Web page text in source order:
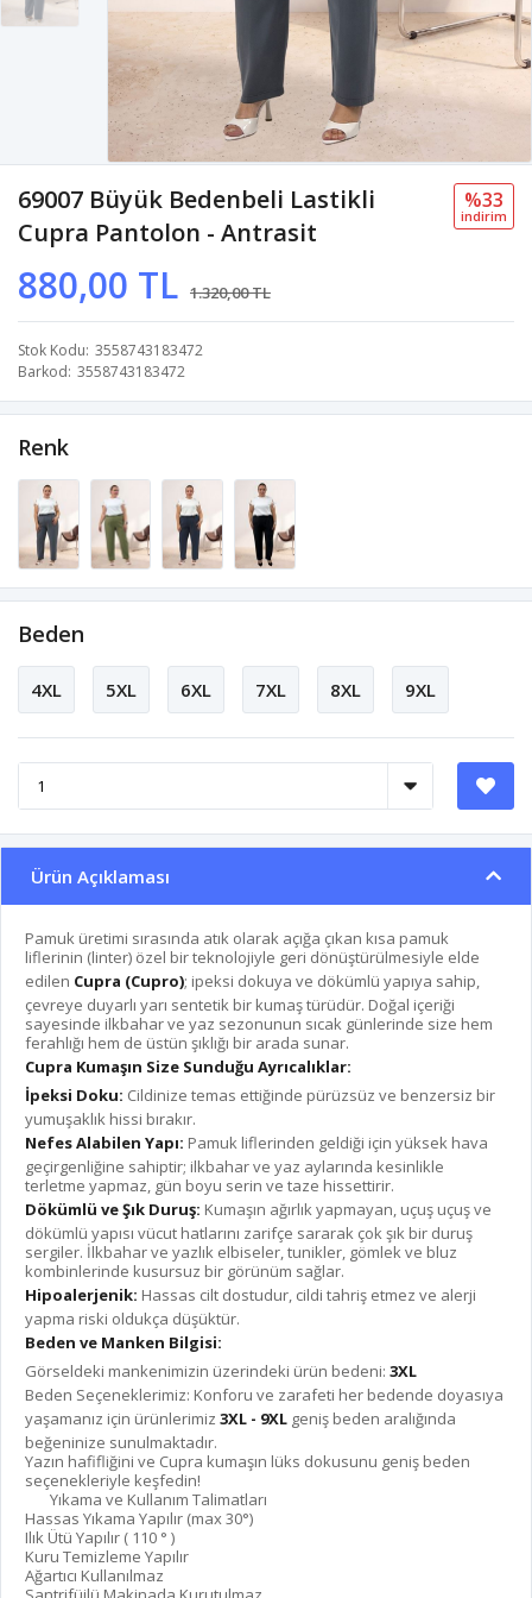
69007 Büyük Bedenbeli Lastikli
Cupra Pantolon - Antrasit
880,00 TL 1.320,00 TL
%33
i̇ndi̇ri̇m
Stok Kodu 3558743183472
Barkod 3558743183472
Renk
Beden
4XL 5XL 6XL 7XL 8XL 9XL
Ürün Açıklaması
Pamuk üretimi sırasında atık olarak açığa çıkan kısa pamuk
liflerinin (linter) özel bir teknolojiyle geri dönüştürülmesiyle elde
edilen Cupra (Cupro); ipeksi dokuya ve dökümlü yapıya sahip,
çevreye duyarlı yarı sentetik bir kumaş türüdür. Doğal içeriği
sayesinde ilkbahar ve yaz sezonunun sıcak günlerinde size hem
ferahlığı hem de üstün şıklığı bir arada sunar.
Cupra Kumaşın Size Sunduğu Ayrıcalıklar:
İpeksi Doku: Cildinize temas ettiğinde pürüzsüz ve benzersiz bir
yumuşaklık hissi bırakır.
Nefes Alabilen Yapı: Pamuk liflerinden geldiği için yüksek hava
geçirgenliğine sahiptir; ilkbahar ve yaz aylarında kesinlikle
terletme yapmaz, gün boyu serin ve taze hissettirir.
Dökümlü ve Şık Duruş: Kumaşın ağırlık yapmayan, uçuş uçuş ve
dökümlü yapısı vücut hatlarını zarifçe sararak çok şık bir duruş
sergiler. İlkbahar ve yazlık elbiseler, tunikler, gömlek ve bluz
kombinlerinde kusursuz bir görünüm sağlar.
Hipoalerjenik: Hassas cilt dostudur, cildi tahriş etmez ve alerji
yapma riski oldukça düşüktür.
Beden ve Manken Bilgisi:
Görseldeki mankenimizin üzerindeki ürün bedeni: 3XL
Beden Seçeneklerimiz: Konforu ve zarafeti her bedende doyasıya
yaşamanız için ürünlerimiz 3XL - 9XL geniş beden aralığında
beğeninize sunulmaktadır.
Yazın hafifliğini ve Cupra kumaşın lüks dokusunu geniş beden
seçenekleriyle keşfedin!
Yıkama ve Kullanım Talimatları
Hassas Yıkama Yapılır (max 30°)
Ilık Ütü Yapılır ( 110 ° )
Kuru Temizleme Yapılır
Ağartıcı Kullanılmaz